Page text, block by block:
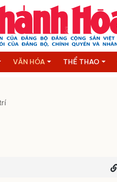
VĂN HÓA THỂ THAO